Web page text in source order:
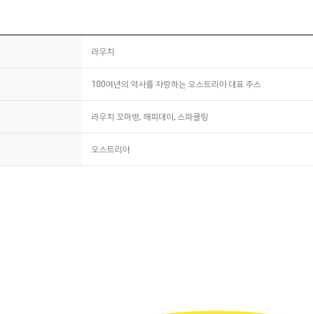
라우치
100여년의 역사를 자랑하는 오스트리아 대표 주스
라우치 꼬마병, 해피데이, 스파클링
오스트리아